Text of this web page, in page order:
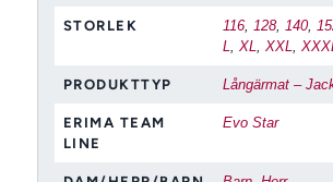
STORLEK 116, 128, 140,
L
XL XXL
PRODUKTTYP Långärmat –
ERIMA TEAM
LINE
Evo Star